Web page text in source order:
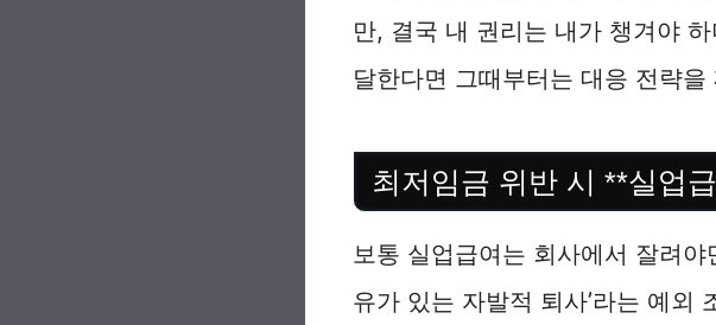
만, 결국 내 권리는 내가 챙겨야
달한다면 그때부터는 대응 전략을
최저임금 위반 시 **실업
보통 실업급여는 회사에서 잘려
유가 있는 자발적 퇴사’라는 예외